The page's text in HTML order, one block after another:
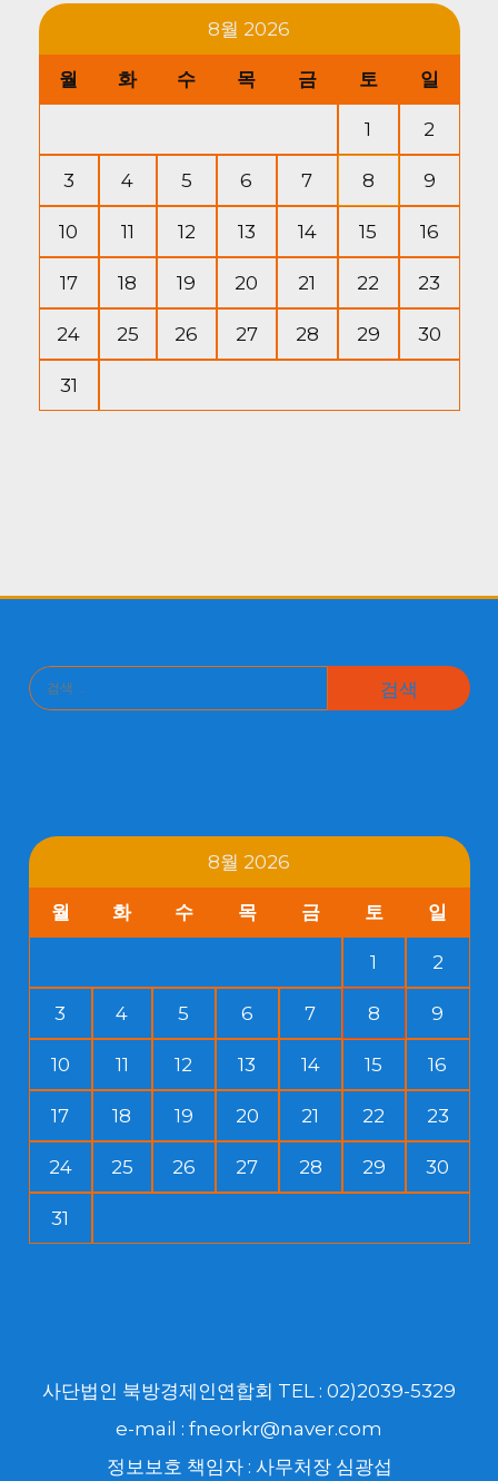
8월 2026
월 화 수 목 금 토 일
1 2
3 4 5 6 7 8 9
10 11 12 13 14 15 16
17 18 19 20 21 22 23
24 25 26 27 28 29 30
31
검
8월 2026
월 화 수 목 금 토 일
1 2
3 4 5 6 7 8 9
10 11 12 13 14 15 16
17 18 19 20 21 22 23
24 25 26 27 28 29 30
31
사단법인 북방경제인연합회 TEL : 02)2039-5329
e-mail : fneorkr@naver.com
정보보호 책임자 : 사무처장 심광섭